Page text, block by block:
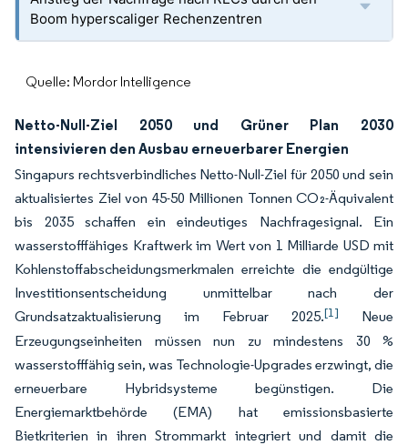
Boom hyperscaliger Rechenzentren
Quelle: Mordor Intelligence
Netto-Null-Ziel 2050 und Grüner Plan 2030
intensivieren den Ausbau erneuerbarer Energien
Singapurs rechtsverbindliches Netto-Null-Ziel für 2050 und sein
aktualisiertes Ziel von 45-50 Millionen Tonnen CO₂-Äquivalent
bis 2035 schaffen ein eindeutiges Nachfragesignal. Ein
wasserstofffähiges Kraftwerk im Wert von 1 Milliarde USD mit
Kohlenstoffabscheidungsmerkmalen erreichte die endgültige
Investitionsentscheidung unmittelbar nach der
Grundsatzaktualisierung im Februar 2025.[1]
Neue
Erzeugungseinheiten müssen nun zu mindestens 30 %
wasserstofffähig sein, was Technologie-Upgrades erzwingt, die
erneuerbare Hybridsysteme begünstigen. Die
Energiemarktbehörde (EMA) hat emissionsbasierte
Bietkriterien in ihren Strommarkt integriert und damit die